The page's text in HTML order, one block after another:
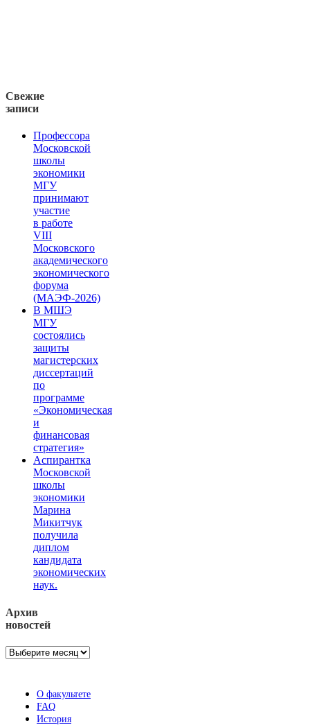
Свежие
записи
Профессора
Московской
школы
экономики
МГУ
принимают
участие
в работе
VIII
Московского
академического
экономического
форума
(МАЭФ-2026)
В МШЭ
МГУ
состоялись
защиты
магистерских
диссертаций
по
программе
«Экономическая
и
финансовая
стратегия»
Аспирантка
Московской
школы
экономики
Марина
Микитчук
получила
диплом
кандидата
экономических
наук.
Архив
новостей
Архив
О факультете
FAQ
История